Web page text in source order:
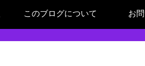
このブログについて お